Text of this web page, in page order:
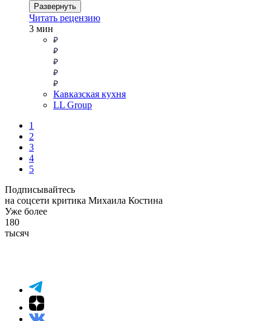
Развернуть
Читать рецензию
3 мин
Кавказская кухня
LL Group
1
2
3
4
5
Подписывайтесь
на соцсети критика Михаила Костина
Уже более
180
тысяч